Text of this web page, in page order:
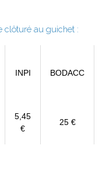
clôturé au guichet :
INPI BODACC
5,45
€
25 €